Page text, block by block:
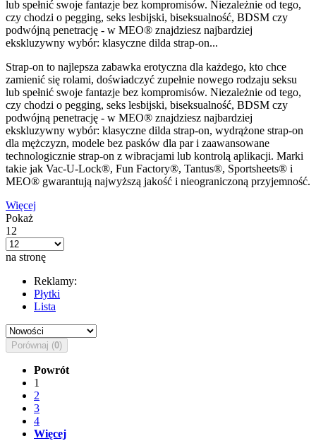
lub spełnić swoje fantazje bez kompromisów. Niezależnie od tego,
czy chodzi o pegging, seks lesbijski, biseksualność, BDSM czy
podwójną penetrację - w MEO® znajdziesz najbardziej
ekskluzywny wybór: klasyczne dilda strap-on...
Strap-on to najlepsza zabawka erotyczna dla każdego, kto chce
zamienić się rolami, doświadczyć zupełnie nowego rodzaju seksu
lub spełnić swoje fantazje bez kompromisów. Niezależnie od tego,
czy chodzi o pegging, seks lesbijski, biseksualność, BDSM czy
podwójną penetrację - w MEO® znajdziesz najbardziej
ekskluzywny wybór: klasyczne dilda strap-on, wydrążone strap-on
dla mężczyzn, modele bez pasków dla par i zaawansowane
technologicznie strap-on z wibracjami lub kontrolą aplikacji. Marki
takie jak Vac-U-Lock®, Fun Factory®, Tantus®, Sportsheets® i
MEO® gwarantują najwyższą jakość i nieograniczoną przyjemność.
Więcej
Pokaż
12
na stronę
Reklamy:
Płytki
Lista
Porównaj (0)
Powrót
1
2
3
4
Więcej